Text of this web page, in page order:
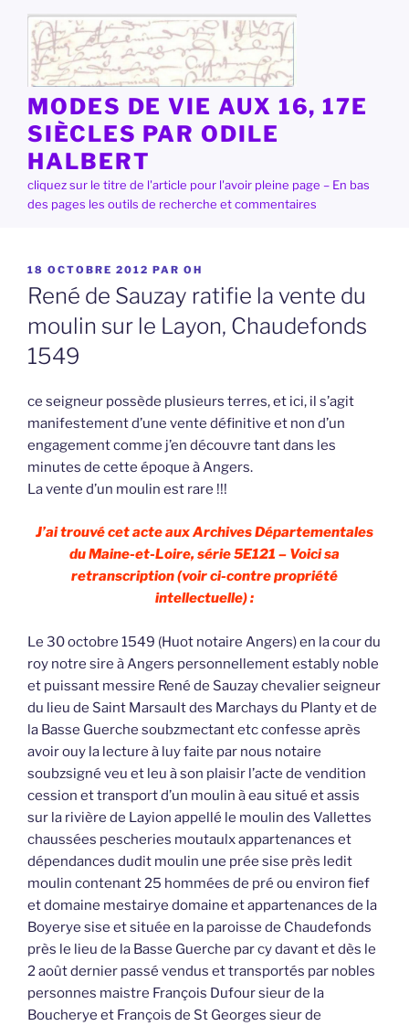
contenu
principal
MODES DE VIE AUX 16, 17E
SIÈCLES PAR ODILE
HALBERT
cliquez sur le titre de l'article pour l'avoir pleine page – En bas
des pages les outils de recherche et commentaires
PUBLIÉ
LE
18 OCTOBRE 2012 PAR OH
René de Sauzay ratifie la vente du
moulin sur le Layon, Chaudefonds
1549
ce seigneur possède plusieurs terres, et ici, il s’agit
manifestement d’une vente définitive et non d’un
engagement comme j’en découvre tant dans les
minutes de cette époque à Angers.
La vente d’un moulin est rare !!!
J’ai trouvé cet acte aux Archives Départementales
du Maine-et-Loire, série 5E121 – Voici sa
retranscription (voir ci-contre propriété
intellectuelle) :
Le 30 octobre 1549 (Huot notaire Angers) en la cour du
roy notre sire à Angers personnellement estably noble
et puissant messire René de Sauzay chevalier seigneur
du lieu de Saint Marsault des Marchays du Planty et de
la Basse Guerche soubzmectant etc confesse après
avoir ouy la lecture à luy faite par nous notaire
soubzsigné veu et leu à son plaisir l’acte de vendition
cession et transport d’un moulin à eau situé et assis
sur la rivière de Layion appellé le moulin des Vallettes
chaussées pescheries moutaulx appartenances et
dépendances dudit moulin une prée sise près ledit
moulin contenant 25 hommées de pré ou environ fief
et domaine mestairye domaine et appartenances de la
Boyerye sise et située en la paroisse de Chaudefonds
près le lieu de la Basse Guerche par cy davant et dès le
2 août dernier passé vendus et transportés par nobles
personnes maistre François Dufour sieur de la
Boucherye et François de St Georges sieur de